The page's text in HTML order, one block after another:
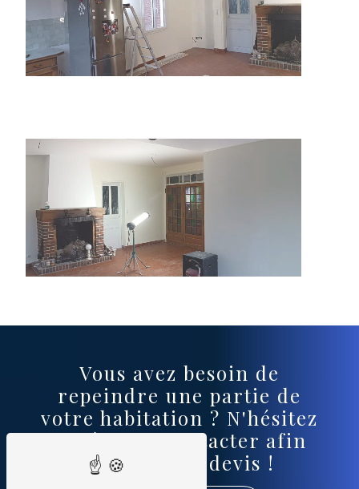
Vous avez besoin de
repeindre une partie de
votre habitation ? N'hésitez
pas à nous contacter afin
d'établir un devis !